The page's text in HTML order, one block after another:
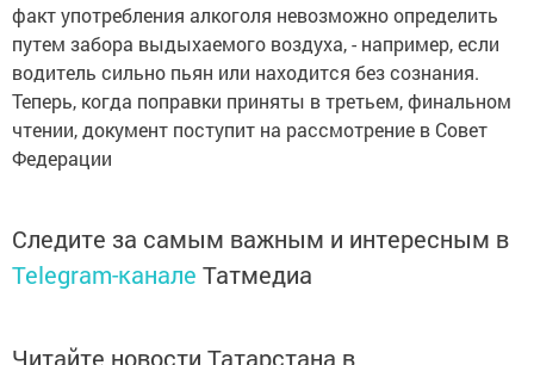
факт употребления алкоголя невозможно определить
путем забора выдыхаемого воздуха, - например, если
водитель сильно пьян или находится без сознания.
Теперь, когда поправки приняты в третьем, финальном
чтении, документ поступит на рассмотрение в Совет
Федерации
Следите за самым важным и интересным в
Telegram-канале Татмедиа
Читайте новости Татарстана в